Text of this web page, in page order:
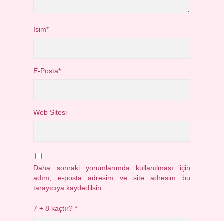
İsim*
E-Posta*
Web Sitesi
Daha sonraki yorumlarımda kullanılması için
adım, e-posta adresim ve site adresim bu
tarayıcıya kaydedilsin.
7 + 8 kaçtır?*